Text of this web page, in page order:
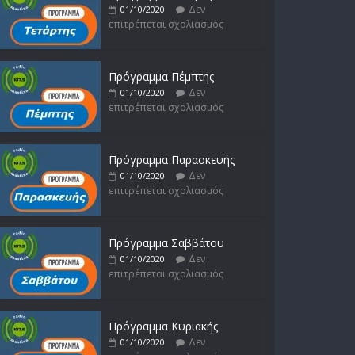
01/10/2020
Δεν
επιτρέπεται σχολιασμός
Πρόγραμμα Πέμπτης
01/10/2020
Δεν
επιτρέπεται σχολιασμός
Πρόγραμμα Παρασκευής
01/10/2020
Δεν
επιτρέπεται σχολιασμός
Πρόγραμμα Σαββάτου
01/10/2020
Δεν
επιτρέπεται σχολιασμός
Πρόγραμμα Κυριακής
01/10/2020
Δεν